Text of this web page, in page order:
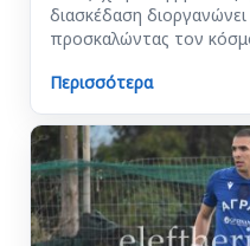
διασκέδαση
προσκαλώντας τον
Περισσότερα